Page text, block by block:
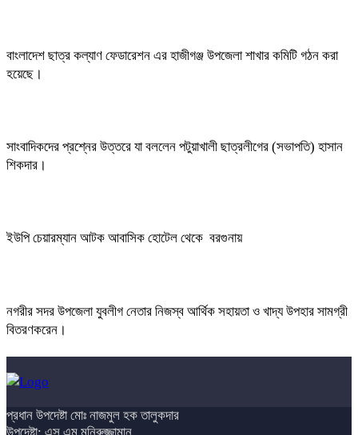
বাংলাদেশ ছাত্র কল্যাণ ফেডারেশন এর হাজীগঞ্জ উপজেলা শাখার কমিটি গঠন করা
হয়েছে।
সাংবাদিকদের প্রশ্নের উত্তরে যা বললেন পটুয়াখালী ছাত্রলীগের (সভাপতি) হাসান
শিকদার।
ইউপি চেয়ারম্যান আটক আবাসিক হোটেল থেকে বরগুনায়
নগরীর সদর উপজেলা যুবলীগ নেতার নিজস্ব আর্থিক সহায়তা ও খাদ্য উপহার সামগ্রী
বিতরণকরেন।
প্রধান উপদেষ্টা মোঃ নাজমুল হক তালুকদার